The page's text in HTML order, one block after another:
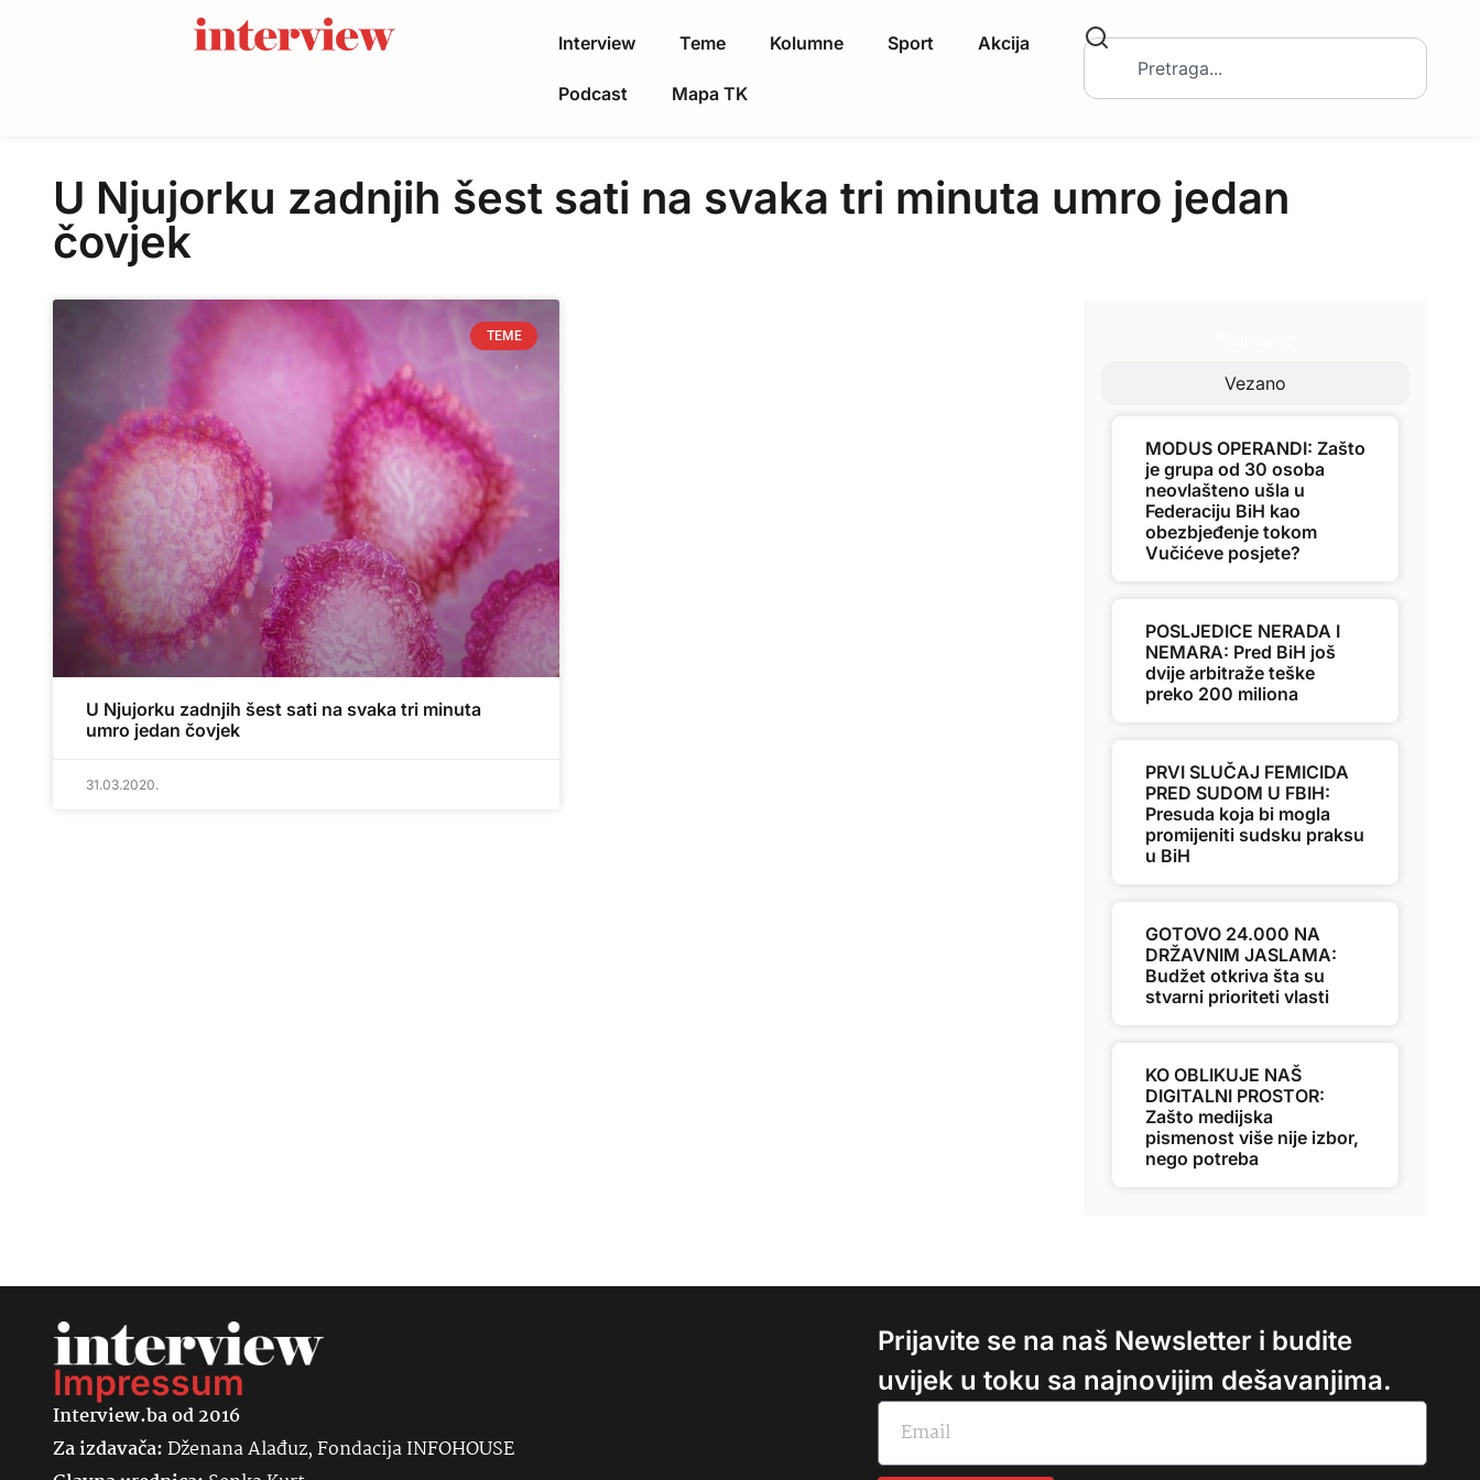
Interview Teme Kolumne Sport Akcija
Podcast Mapa TK
U Njujorku zadnjih šest sati na svaka tri minuta umro jedan
čovjek
TEME
U Njujorku zadnjih šest sati na svaka tri minuta
umro jedan čovjek
31.03.2020.
Vezano
MODUS OPERANDI: Zašto
je grupa od 30 osoba
neovlašteno ušla u
Federaciju BiH kao
obezbjeđenje tokom
Vučićeve posjete?
POSLJEDICE NERADA I
NEMARA: Pred BiH još
dvije arbitraže teške
preko 200 miliona
PRVI SLUČAJ FEMICIDA
PRED SUDOM U FBIH:
Presuda koja bi mogla
promijeniti sudsku praksu
u BiH
GOTOVO 24.000 NA
DRŽAVNIM JASLAMA:
Budžet otkriva šta su
stvarni prioriteti vlasti
KO OBLIKUJE NAŠ
DIGITALNI PROSTOR:
Zašto medijska
pismenost više nije izbor,
nego potreba
Impressum
Interview.ba od 2016
Za izdavača:Dženana Alađuz, Fondacija INFOHOUSE
Prijavite se na naš Newsletter i budite
uvijek u toku sa najnovijim dešavanjima.